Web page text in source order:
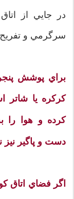
در جايي از
سرگرمي و تفريح
براي پوشش
کرکره‌ يا شاتر
كرده و هوا را
دست و پاگير نيز
اگر فضاي اتاق